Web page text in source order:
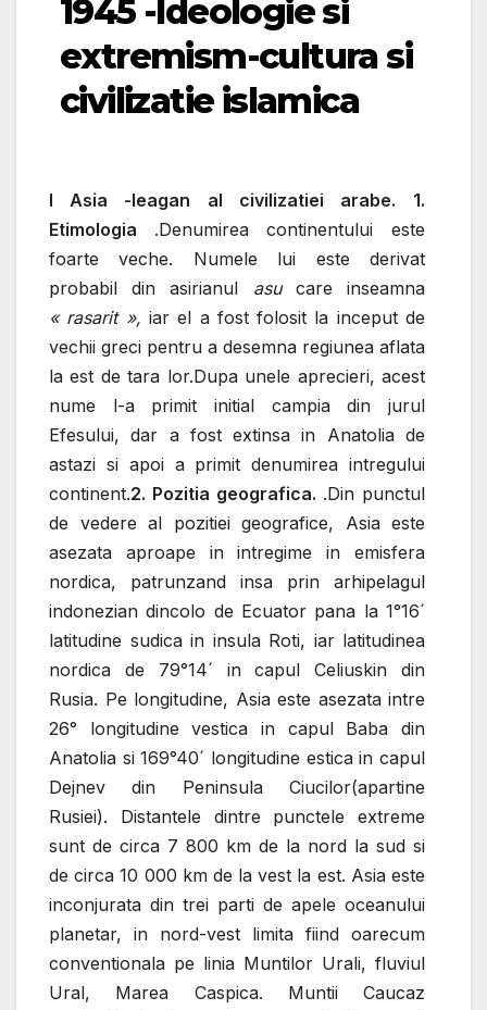
1945 -Ideologie si
extremism-cultura si
civilizatie islamica
Ι Asia -leagan al civilizatiei arabe.
1.
Etimologia .Denumirea continentului este
foarte veche. Numele lui este derivat
probabil din asirianul asucare inseamna
« rasarit », iar el a fost folosit la inceput de
vechii greci pentru a desemna regiunea aflata
la est de tara lor.Dupa unele aprecieri, acest
nume l-a primit initial campia din jurul
Efesului, dar a fost extinsa in Anatolia de
astazi si apoi a primit denumirea intregului
continent.2. Pozitia geografica. .Din punctul
de vedere al pozitiei geografice, Asia este
asezata aproape in intregime in emisfera
nordica, patrunzand insa prin arhipelagul
indonezian dincolo de Ecuator pana la 1°16´
latitudine sudica in insula Roti, iar latitudinea
nordica de 79°14´ in capul Celiuskin din
Rusia. Pe longitudine, Asia este asezata intre
26° longitudine vestica in capul Baba din
Anatolia si 169°40´ longitudine estica in capul
Dejnev din Peninsula Ciucilor(apartine
Rusiei). Distantele dintre punctele extreme
sunt de circa 7 800 km de la nord la sud si
de circa 10 000 km de la vest la est. Asia este
inconjurata din trei parti de apele oceanului
planetar, in nord-vest limita fiind oarecum
conventionala pe linia Muntilor Urali, fluviul
Ural, Marea Caspica. Muntii Caucaz